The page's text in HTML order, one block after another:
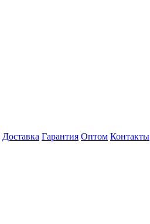
Доставка Гарантия Оптом Контакты